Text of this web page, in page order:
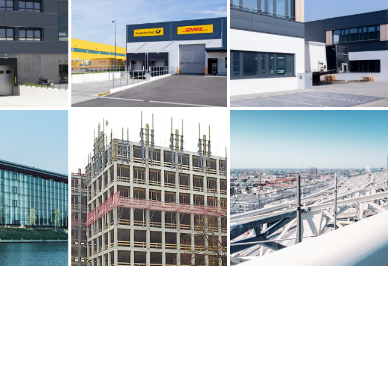
Lise-
BA 1,
DHL Zustellbasis,
Düsseldorf
Gewerbepark Bonner
Straße, Düsseldorf
Philips Headquarter,
Hamburg
GSW, Berlin